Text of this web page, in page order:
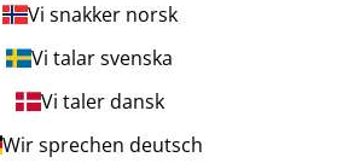
Vi snakker norsk
Vi talar svenska
Vi taler dansk
Wir sprechen deutsch